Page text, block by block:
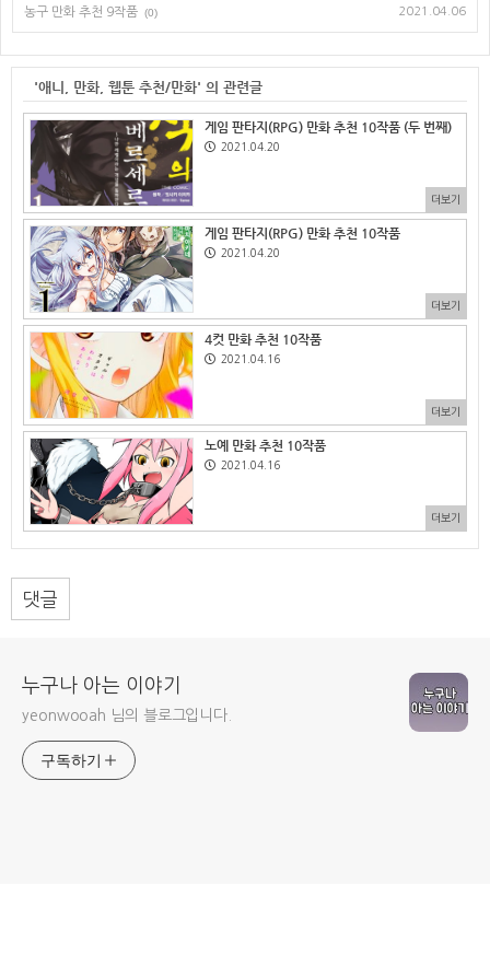
농구 만화 추천 9작품 (0) 2021.04.06
'애니, 만화, 웹툰 추천/만화' 의 관련글
게임 판타지(RPG) 만화 추천 10작품 (두 번째)
2021.04.20
더보기
게임 판타지(RPG) 만화 추천 10작품
2021.04.20
더보기
4컷 만화 추천 10작품
2021.04.16
더보기
노예 만화 추천 10작품
2021.04.16
더보기
댓글
누구나 아는 이야기
yeonwooah 님의 블로그입니다.
구독하기